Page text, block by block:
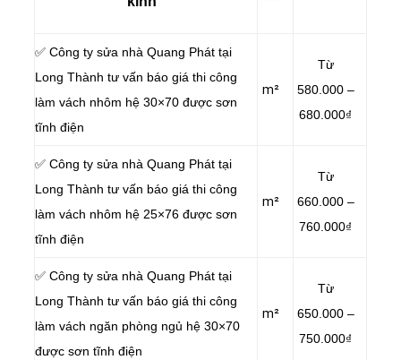
✅ Công ty sửa nhà Quang Phát tại
Long Thành tư vấn báo giá thi công
làm vách nhôm hệ 30×70 được sơn
tĩnh điện
m²
Từ
580.000 –
680.000₫
✅ Công ty sửa nhà Quang Phát tại
Long Thành tư vấn báo giá thi công
làm vách nhôm hệ 25×76 được sơn
tĩnh điện
m²
Từ
660.000 –
760.000₫
✅ Công ty sửa nhà Quang Phát tại
Long Thành tư vấn báo giá thi công
làm vách ngăn phòng ngủ hệ 30×70
được sơn tĩnh điện
m²
Từ
650.000 –
750.000₫